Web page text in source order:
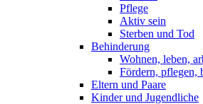
Pflege
Aktiv sein
Sterben und Tod
Behinderung
Wohnen, leben,
Fördern, pflegen,
Eltern und Paare
Kinder und Jugendliche